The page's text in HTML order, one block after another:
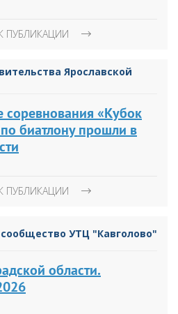
ПУБЛИКАЦИИ
Ярославской
«Кубок
биатлону прошли в
ПУБЛИКАЦИИ
УТЦ "Кавголово"
области.